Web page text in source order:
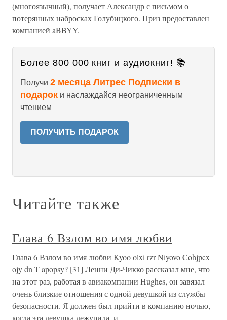
(многоязычный), получает Александр с письмом о
потерянных набросках Голубицкого. Приз предоставлен
компанией aBBYY.
Более 800 000 книг и аудиокниг! 📚
Получи 2 месяца Литрес Подписки в
подарок и наслаждайся неограниченным
чтением
ПОЛУЧИТЬ ПОДАРОК
Читайте также
Глава 6 Взлом во имя любви
Глава 6 Взлом во имя любви Kyoo olxi rzr Niyovo Cohjpcx
ojy dn T apopsy? [31] Ленни Ди-Чикко рассказал мне, что
на этот раз, работая в авиакомпании Hughes, он завязал
очень близкие отношения с одной девушкой из службы
безопасности. Я должен был прийти в компанию ночью,
когда эта девушка дежурила, и